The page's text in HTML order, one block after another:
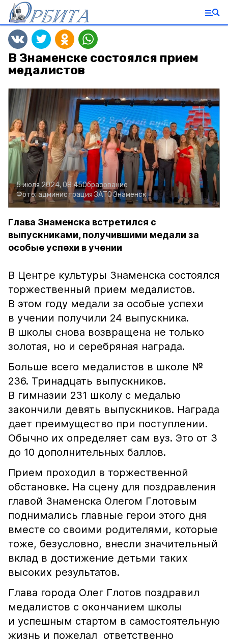
В Знаменске состоялся прием
медалистов
5 июля 2024, 08:45Образование
Фото:администрация ЗАТО Знаменск
Глава Знаменска встретился с
выпускниками, получившими медали за
особые успехи в учении
В Центре культуры Знаменска состоялся
торжественный прием медалистов.
В этом году медали за особые успехи
в учении получили 24 выпускника.
В школы снова возвращена не только
золотая, но и серебряная награда.
Больше всего медалистов в школе №
236. Тринадцать выпускников.
В гимназии 231 школу с медалью
закончили девять выпускников. Награда
дает преимущество при поступлении.
Обычно их определяет сам вуз. Это от 3
до 10 дополнительных баллов.
Прием проходил в торжественной
обстановке. На сцену для поздравления
главой Знаменска Олегом Глотовым
поднимались главные герои этого дня
вместе со своими родителями, которые
тоже, безусловно, внесли значительный
вклад в достижение детьми таких
высоких результатов.
Глава города Олег Глотов поздравил
медалистов с окончанием школы
и успешным стартом в самостоятельную
жизнь и пожелал ответственно